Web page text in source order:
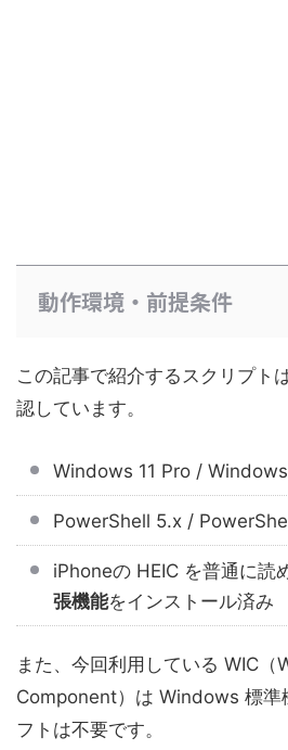
動作環境・前提条件
この記事で紹介するスクリプト
認しています。
Windows 11 Pro /
PowerShell 5.x /
iPhoneの HEIC を普通に読
張機能をインストール済み
また、今回利用している WIC
Component）は Windows 標準
フトは不要です。